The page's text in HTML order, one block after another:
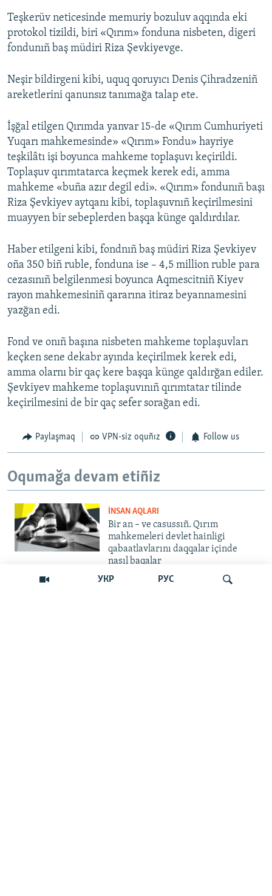
УКР РУС
Teşkerüv neticesinde memuriy bozuluv aqqında eki
protokol tizildi, biri «Qırım» fonduna nisbeten, digeri
fondunıñ baş müdiri Riza Şevkiyevge.
Neşir bildirgeni kibi, uquq qoruyıcı Denis Çihradzeniñ
areketlerini qanunsız tanımağa talap ete.
İşğal etilgen Qırımda yanvar 15-de «Qırım Cumhuriyeti
Yuqarı mahkemesinde» «Qırım» Fondu» hayriye
teşkilâtı işi boyunca mahkeme toplaşuvı keçirildi.
Toplaşuv qırımtatarca keçmek kerek edi, amma
mahkeme «buña azır degil edi». «Qırım» fondunıñ başı
Riza Şevkiyev aytqanı kibi, toplaşuvnıñ keçirilmesini
muayyen bir sebeplerden başqa künge qaldırdılar.
Haber etilgeni kibi, fondnıñ baş müdiri Riza Şevkiyev
oña 350 biñ ruble, fonduna ise – 4,5 million ruble para
cezasınıñ belgilenmesi boyunca Aqmescitniñ Kiyev
rayon mahkemesiniñ qararına itiraz beyannamesini
yazğan edi.
Fond ve onıñ başına nisbeten mahkeme toplaşuvları
keçken sene dekabr ayında keçirilmek kerek edi,
amma olarnı bir qaç kere başqa künge qaldırğan ediler.
Şevkiyev mahkeme toplaşuvınıñ qırımtatar tilinde
keçirilmesini de bir qaç sefer sorağan edi.
Paylaşmaq VPN-siz oquñız Follow us
Oqumağa devam etiñiz
İNSAN AQLARI
Bir an – ve casussıñ. Qırım
mahkemeleri devlet hainligi
qabaatlavlarını daqqalar içinde
nasıl baqalar